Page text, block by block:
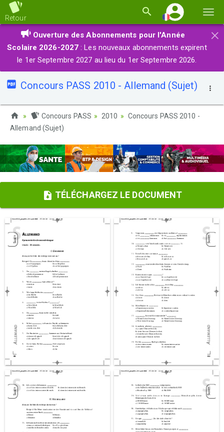
la
Retour
×
Ouverture des Abonnements pour l'Année
Scolaire 2026-2027 : Les nouveaux abonnements expirent
le 1er Septembre 2027 au lieu du 1er Septembre 2026.
Concours PASS 2010 - Allemand (Sujet)
Concours PASS 2010
Concours PASS 2010 -
Allemand (Sujet)
TÉLÉCHARGEZ LE DOCUMENT